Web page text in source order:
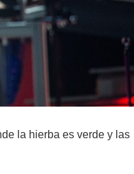
la hierba es verde y las